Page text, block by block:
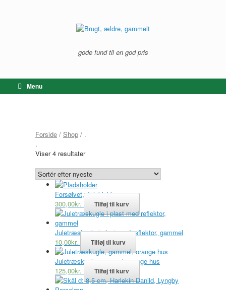
gode fund til en god pris
Menu
Forside / Shop / .
.
Viser 4 resultaterSorteret
seneste
Forsølvet, Juleklokke
300,00kr. Tilføj til kurv
Juletræskugle i plast med reflektor, gammel
10,00kr. Tilføj til kurv
Juletræskugle, gammel, orange hus
125,00kr. Tilføj til kurv